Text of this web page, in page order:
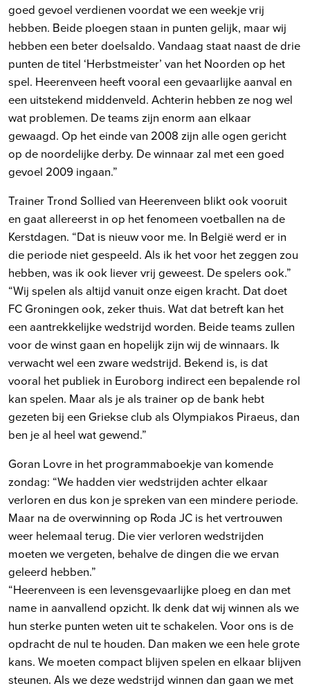
goed gevoel verdienen voordat we een weekje vrij
hebben. Beide ploegen staan in punten gelijk, maar wij
hebben een beter doelsaldo. Vandaag staat naast de drie
punten de titel ‘Herbstmeister’ van het Noorden op het
spel. Heerenveen heeft vooral een gevaarlijke aanval en
een uitstekend middenveld. Achterin hebben ze nog wel
wat problemen. De teams zijn enorm aan elkaar
gewaagd. Op het einde van 2008 zijn alle ogen gericht
op de noordelijke derby. De winnaar zal met een goed
gevoel 2009 ingaan.”
Trainer Trond Sollied van Heerenveen blikt ook vooruit
en gaat allereerst in op het fenomeen voetballen na de
Kerstdagen. “Dat is nieuw voor me. In België werd er in
die periode niet gespeeld. Als ik het voor het zeggen zou
hebben, was ik ook liever vrij geweest. De spelers ook.”
“Wij spelen als altijd vanuit onze eigen kracht. Dat doet
FC Groningen ook, zeker thuis. Wat dat betreft kan het
een aantrekkelijke wedstrijd worden. Beide teams zullen
voor de winst gaan en hopelijk zijn wij de winnaars. Ik
verwacht wel een zware wedstrijd. Bekend is, is dat
vooral het publiek in Euroborg indirect een bepalende rol
kan spelen. Maar als je als trainer op de bank hebt
gezeten bij een Griekse club als Olympiakos Piraeus, dan
ben je al heel wat gewend.”
Goran Lovre in het programmaboekje van komende
zondag: “We hadden vier wedstrijden achter elkaar
verloren en dus kon je spreken van een mindere periode.
Maar na de overwinning op Roda JC is het vertrouwen
weer helemaal terug. Die vier verloren wedstrijden
moeten we vergeten, behalve de dingen die we ervan
geleerd hebben.”
“Heerenveen is een levensgevaarlijke ploeg en dan met
name in aanvallend opzicht. Ik denk dat wij winnen als we
hun sterke punten weten uit te schakelen. Voor ons is de
opdracht de nul te houden. Dan maken we een hele grote
kans. We moeten compact blijven spelen en elkaar blijven
steunen. Als we deze wedstrijd winnen dan gaan we met